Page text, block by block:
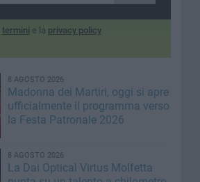
termini e la privacy policy
8 AGOSTO 2026
Madonna dei Martiri, oggi si apre
ufficialmente il programma verso
la Festa Patronale 2026
8 AGOSTO 2026
La Dai Optical Virtus Molfetta